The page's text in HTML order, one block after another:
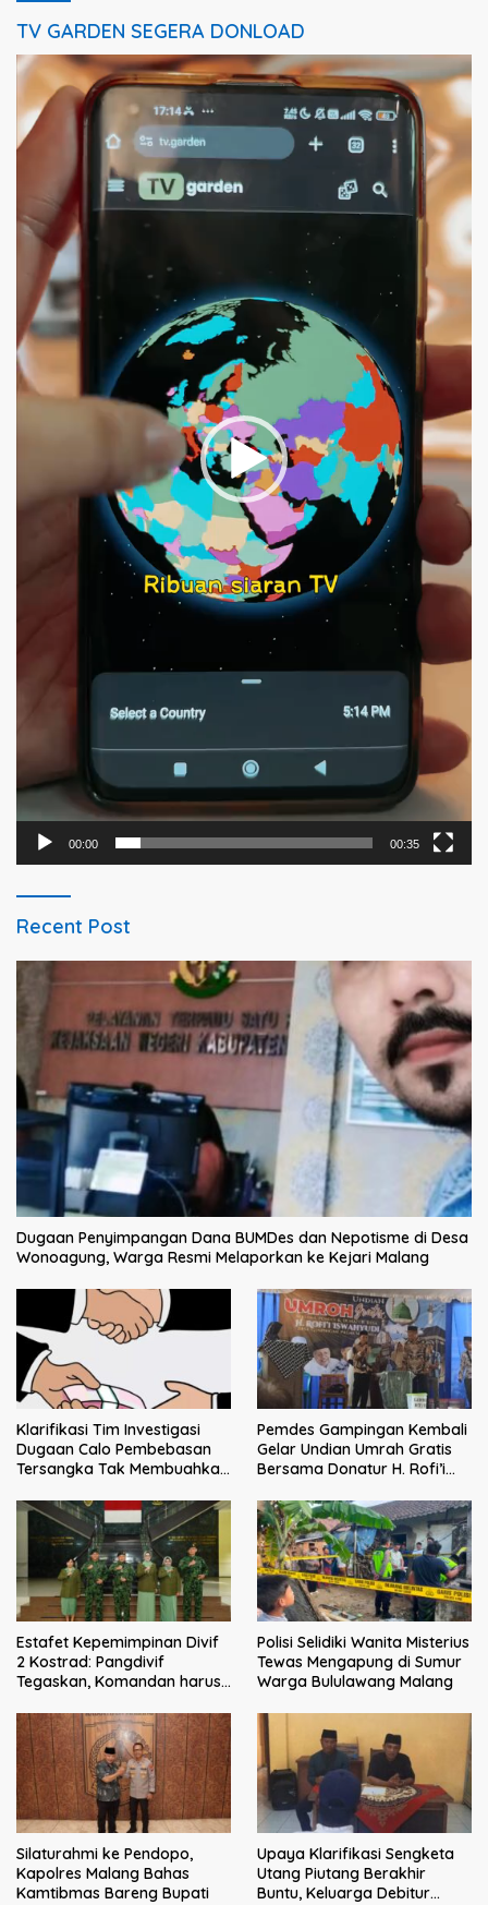
TV GARDEN SEGERA DONLOAD
Pemutar
Video
00:00 00:35
Recent Post
Dugaan Penyimpangan Dana BUMDes dan Nepotisme di Desa
Wonoagung, Warga Resmi Melaporkan ke Kejari Malang
Klarifikasi Tim Investigasi
Dugaan Calo Pembebasan
Tersangka Tak Membuahkan
Pemdes Gampingan Kembali
Gelar Undian Umrah Gratis
Bersama Donatur H. Rofi’i
bagi Pejuang Sosial
Estafet Kepemimpinan Divif
2 Kostrad: Pangdivif
Tegaskan, Komandan harus
dan solusi bagi prajurit
Polisi Selidiki Wanita Misterius
Tewas Mengapung di Sumur
Warga Bululawang Malang
Silaturahmi ke Pendopo,
Kapolres Malang Bahas
Kamtibmas Bareng Bupati
Upaya Klarifikasi Sengketa
Utang Piutang Berakhir
Buntu, Keluarga Debitur